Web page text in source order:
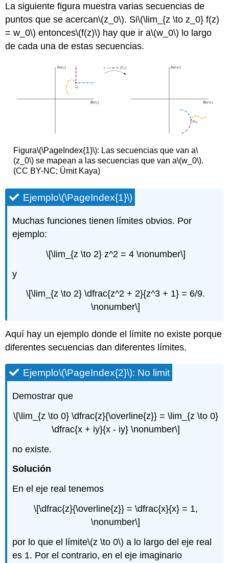
La siguiente figura muestra varias secuencias de
puntos que se acercan\(z_0\). Si\(\lim_{z \to z_0} f(z)
= w_0\) entonces\(f(z)\) hay que ir a\(w_0\) lo largo
de cada una de estas secuencias.
Figura\(\PageIndex{1}\): Las secuencias que van a\
(z_0\)se mapean a las secuencias que van a\(w_0\).
(CC BY-NC; Ümit Kaya)
Ejemplo\(\PageIndex{1}\)
Muchas funciones tienen límites obvios. Por
ejemplo:
\[\lim_{z \to 2} z^2 = 4 \nonumber\]
y
\[\lim_{z \to 2} \dfrac{z^2 + 2}{z^3 + 1} = 6/9.
\nonumber\]
Aquí hay un ejemplo donde el límite no existe porque
diferentes secuencias dan diferentes límites.
Ejemplo\(\PageIndex{2}\): No limit
Demostrar que
\[\lim_{z \to 0} \dfrac{z}{\overline{z}} = \lim_{z \to 0}
\dfrac{x + iy}{x - iy} \nonumber\]
no existe.
Solución
En el eje real tenemos
\[\dfrac{z}{\overline{z}} = \dfrac{x}{x} = 1,
\nonumber\]
por lo que el límite\(z \to 0\) a lo largo del eje real
es 1. Por el contrario, en el eje imaginario